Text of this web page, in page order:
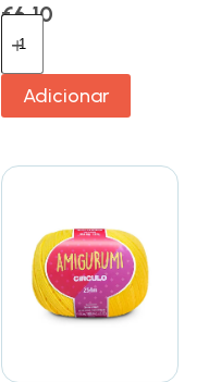
€6.10
Adicionar